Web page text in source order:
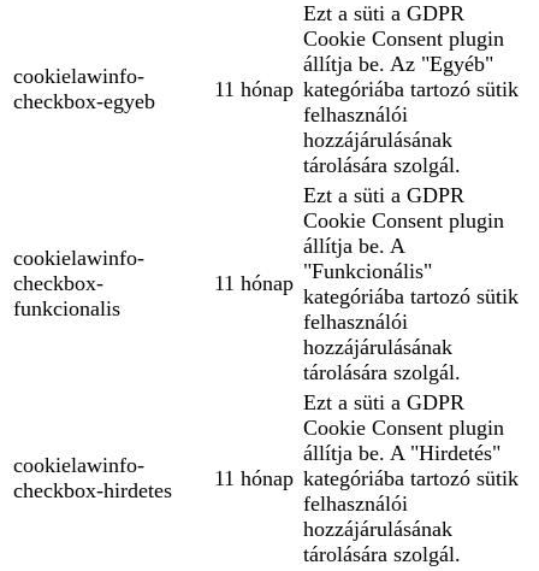
cookielawinfo-
checkbox-egyeb
11 hónap
Ezt a süti a GDPR
Cookie Consent plugin
állítja be. Az "Egyéb"
kategóriába tartozó sütik
felhasználói
hozzájárulásának
tárolására szolgál.
cookielawinfo-
checkbox-
funkcionalis
11 hónap
Ezt a süti a GDPR
Cookie Consent plugin
állítja be. A
"Funkcionális"
kategóriába tartozó sütik
felhasználói
hozzájárulásának
tárolására szolgál.
cookielawinfo-
checkbox-hirdetes
11 hónap
Ezt a süti a GDPR
Cookie Consent plugin
állítja be. A "Hirdetés"
kategóriába tartozó sütik
felhasználói
hozzájárulásának
tárolására szolgál.